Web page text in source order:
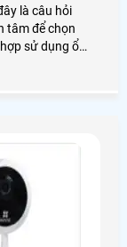
là câu hỏi
tâm để chọn
sử dụng ổn